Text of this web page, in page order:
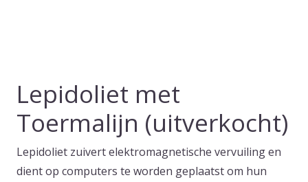
Lepidoliet met
Toermalijn (uitverkocht)
Lepidoliet zuivert elektromagnetische vervuiling en
dient op computers te worden geplaatst om hun